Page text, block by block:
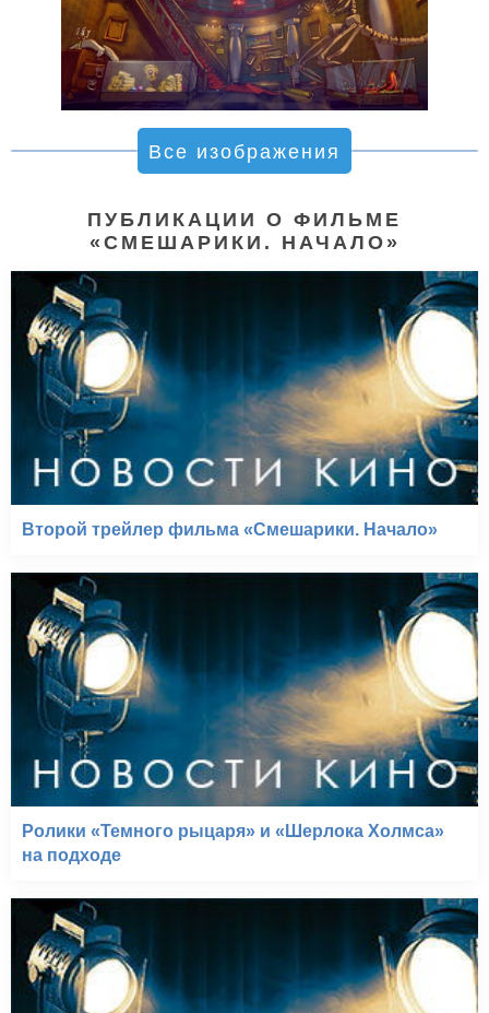
Все изображения
ПУБЛИКАЦИИ О ФИЛЬМЕ
«СМЕШАРИКИ. НАЧАЛО»
Второй трейлер фильма «Смешарики. Начало»
Ролики «Темного рыцаря» и «Шерлока Холмса»
на подходе